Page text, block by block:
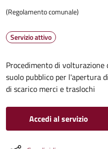
(Regolamento comunale)
Servizio attivo
Procedimento di volturazione
suolo pubblico per l'apertura
di scarico merci e traslochi
Accedi al servizio